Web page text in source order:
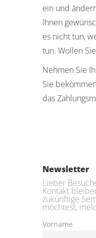
ein und
Ihnen
es nicht tun,
tun. Wollen
Nehmen Sie
Sie
das
Newsletter
Lieber
Kontakt
zukünftige
möchtest,
Vorname